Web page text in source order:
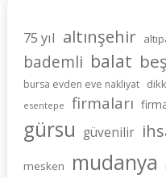
75 yıl altınşehir
bademli balat
bursa evden eve nakliyat
esentepe firmaları
gürsu güvenilir
mesken mudanya